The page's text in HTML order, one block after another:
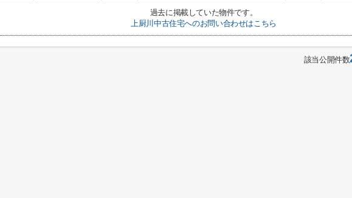
過去に掲載していた物件です。
上厨川中古住宅へのお問い合わせはこちら
該当公開件数